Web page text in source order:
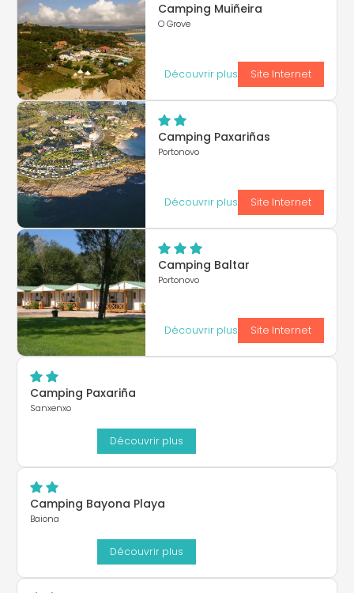
Camping Muiñeira
O Grove
Découvrir plus Site Internet
Camping Paxariñas
Portonovo
Découvrir plus Site Internet
Camping Baltar
Portonovo
Découvrir plus Site Internet
Camping Paxariña
Sanxenxo
Découvrir plus
Camping Bayona Playa
Baiona
Découvrir plus